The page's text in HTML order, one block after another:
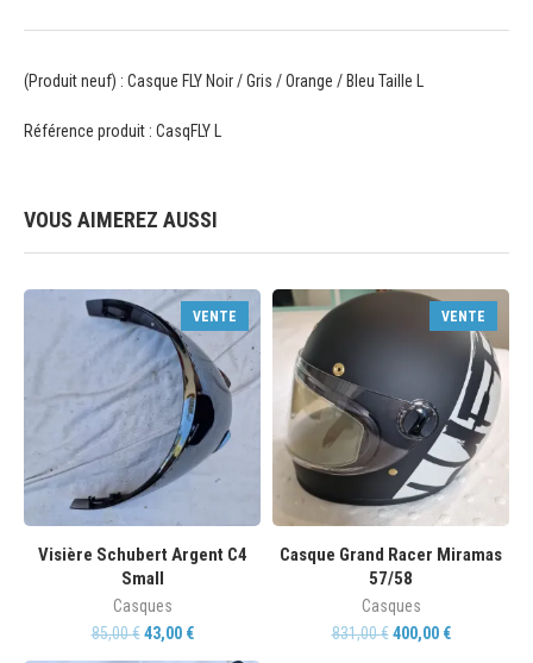
(Produit neuf) : Casque FLY Noir / Gris / Orange / Bleu Taille L
Référence produit : CasqFLY L
VOUS AIMEREZ AUSSI
VENTE
Visière Schubert Argent C4
Small
Casques
85,00€ 43,00 €
VENTE
Casque Grand Racer Miramas
57/58
Casques
831,00€ 400,00 €